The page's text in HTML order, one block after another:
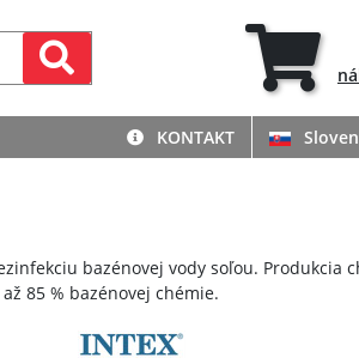
KONTAKT
bazénovej vody soľou. Produkcia
85 % bazénovej chémie.